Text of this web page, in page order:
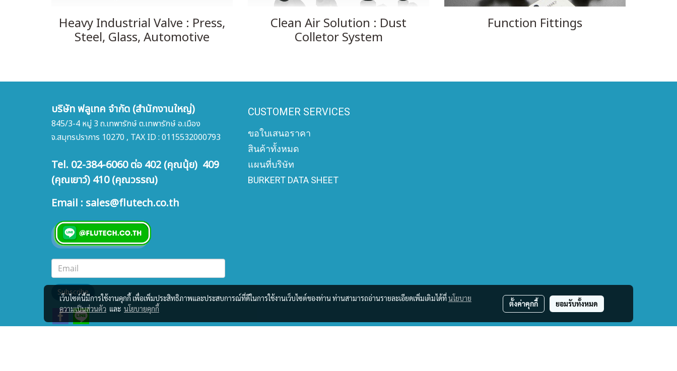
Heavy Industrial Valve : Press,
Steel, Glass, Automotive
Clean Air Solution : Dust
Colletor System
Function Fittings
บริษัท ฟลูเทค จำกัด (สำนักงานใหญ่)
845/3-4 หมู่ 3 ถ.เทพารักษ์ ต.เทพารักษ์ อ.เมือง
จ.สมุทรปราการ 10270 , TAX ID : 0115532000793
Tel. 02-384-6060 ต่อ 402 (คุณนุ้ย) 409
(คุณเยาว์) 410 (คุณวรรณ)
Email : sales@flutech.co.th
Subscribe
CUSTOMER SERVICES
ขอใบเสนอราคา
สินค้าทั้งหมด
แผนที่บริษัท
BURKERT DATA SHEET
เว็บไซต์นี้มีการใช้งานคุกกี้ เพื่อเพิ่มประสิทธิภาพและประสบการณ์ที่ดีในการใช้งานเว็บไซต์ของท่าน ท่านสามารถอ่านรายละเอียดเพิ่มเติมได้ที่นโยบาย
ความเป็นส่วนตัว และ นโยบายคุกกี้
ตั้งค่าคุกกี้ ยอมรับทั้งหมด